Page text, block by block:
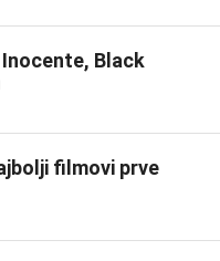
Black
filmovi prve